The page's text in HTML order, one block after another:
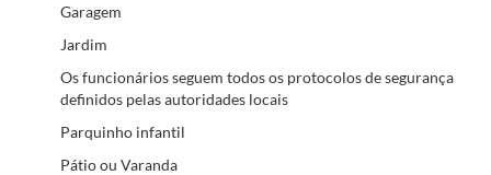
Garagem
Jardim
Os funcionários seguem todos os protocolos de segurança
definidos pelas autoridades locais
Parquinho infantil
Pátio ou Varanda